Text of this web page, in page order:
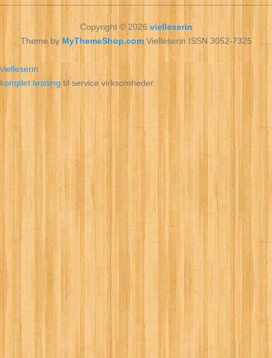
Copyright © 2026vielleserin
Theme by MyThemeShop.comVielleserin ISSN 3052-7325
vielleserin
komplet løsning til service virksomheder.